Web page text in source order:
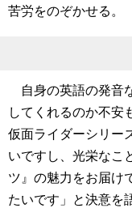
苦労をのぞかせる。
自身の英語の発音
してくれるのか不安
仮面ライダーシリー
いですし、光栄なこ
ツ』の魅力をお届け
たいです」と決意を